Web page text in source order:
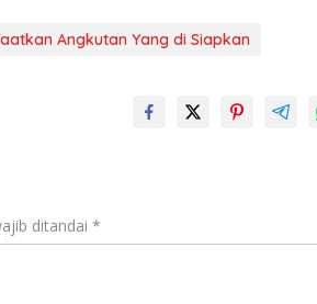
Angkutan Yang di Siapkan
ditandai *